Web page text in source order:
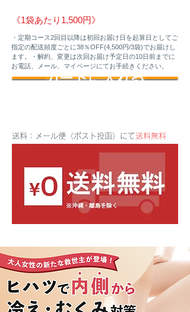
《1袋あたり1,500円》
・定期コース2回目以降は初回お届け日を起算日としてご
指定の配送頻度ごとに38％OFF(4,500円/3袋)でお届けし
ます。・解約、変更は次回お届け予定日の10日前までに
お電話、メール、マイページにてお手続きください。
カートに入れる
送料：メール便（ポスト投函）にて送料無料